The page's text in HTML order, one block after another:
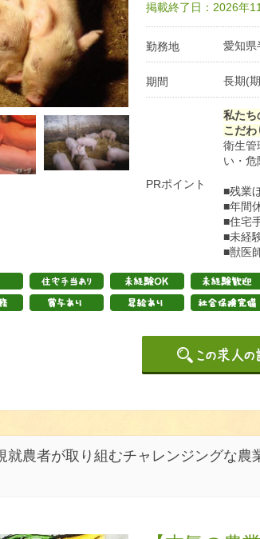
掲載終了日：2026年
勤務地 愛知県
期間 長期(
PRポイント
私たち
こだ
衛生管
い・危
■残業
■年間
■住宅
■未経
■獣医
就農者が取り組むチャレンジングな農